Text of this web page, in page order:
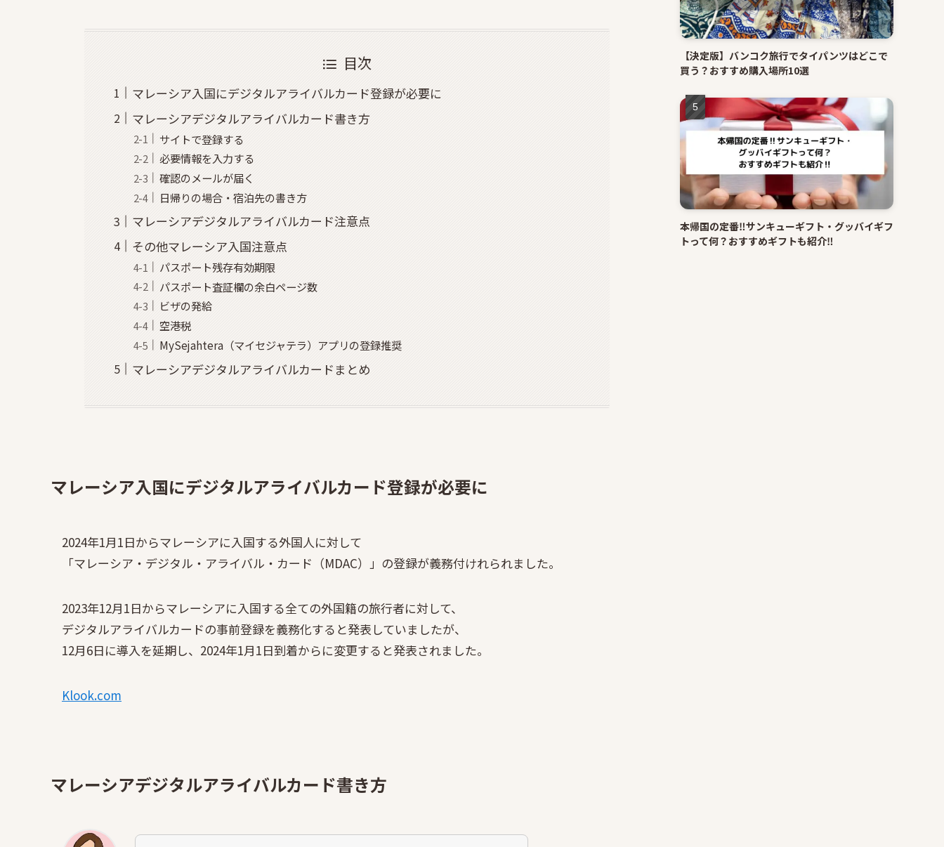
目次
マレーシア入国にデジタルアライバルカード登録が必要に
マレーシアデジタルアライバルカード書き方
サイトで登録する
必要情報を入力する
確認のメールが届く
日帰りの場合・宿泊先の書き方
マレーシアデジタルアライバルカード注意点
その他マレーシア入国注意点
パスポート残存有効期限
パスポート査証欄の余白ページ数
ビザの発給
空港税
MySejahtera（マイセジャテラ）アプリの登録推奨
マレーシアデジタルアライバルカードまとめ
マレーシア入国にデジタルアライバルカード登録が必要に
2024年1月1日からマレーシアに入国する外国人に対して
「マレーシア・デジタル・アライバル・カード（MDAC）」の登録が義務付けれられました。
2023年12月1日からマレーシアに入国する全ての外国籍の旅行者に対して、
デジタルアライバルカードの事前登録を義務化すると発表していましたが、
12月6日に導入を延期し、2024年1月1日到着からに変更すると発表されました。
Klook.com
マレーシアデジタルアライバルカード書き方
【決定版】バンコク旅行でタイパンツはどこで
買う？おすすめ購入場所10選
本帰国の定番‼サンキューギフト・グッバイギフ
トって何？おすすめギフトも紹介‼